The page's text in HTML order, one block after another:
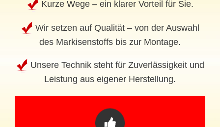
Kurze Wege – ein klarer Vorteil für Sie.
Wir setzen auf Qualität – von der Auswahl
des Markisenstoffs bis zur Montage.
Unsere Technik steht für Zuverlässigkeit und
Leistung aus eigener Herstellung.